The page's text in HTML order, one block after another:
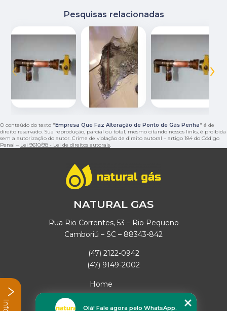
Pesquisas relacionadas
‹ ›
O conteúdo do texto " Empresa Que Faz Alteração de Ponto de Gás Penha" é de
direito reservado. Sua reprodução, parcial ou total, mesmo citando nossos links, é proibida
sem a autorização do autor. Crime de violação de direito autoral – artigo 184 do Código
Penal – Lei 9610/98 - Lei de direitos autorais.
NATURAL GAS
Rua Rio Correntes, 53 – Rio Pequeno
Camboriú – SC – 88343-842
(47) 2122-0942
(47) 9149-2002
Home
Empresa
Missão
Olá! Fale agora pelo WhatsApp.